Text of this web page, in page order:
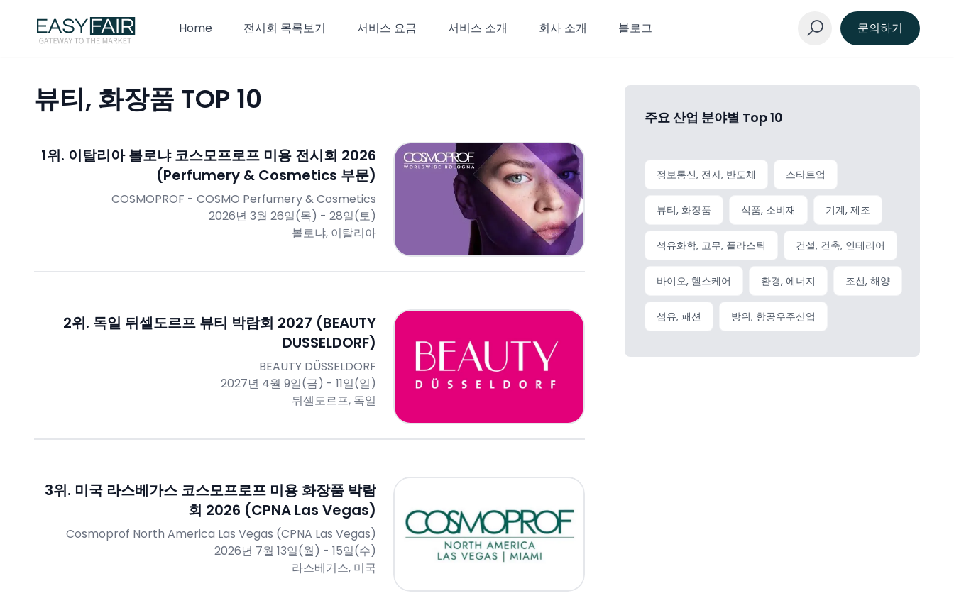
Home 전시회 목록보기 서비스 요금 서비스 소개 회사 소개 블로그 문의하기
뷰티, 화장품 TOP 10
1위. 이탈리아 볼로냐 코스모프로프 미용 전시회 2026
(Perfumery & Cosmetics 부문)
COSMOPROF - COSMO Perfumery & Cosmetics
2026년 3월 26일(목) - 28일(토)
볼로냐, 이탈리아
2위. 독일 뒤셀도르프 뷰티 박람회 2027 (BEAUTY
DUSSELDORF)
BEAUTY DÜSSELDORF
2027년 4월 9일(금) - 11일(일)
뒤셀도르프, 독일
3위. 미국 라스베가스 코스모프로프 미용 화장품 박람
회 2026 (CPNA Las Vegas)
Cosmoprof North America Las Vegas (CPNA Las Vegas)
2026년 7월 13일(월) - 15일(수)
라스베거스, 미국
주요 산업 분야별 Top 10
정보통신, 전자, 반도체 스타트업
뷰티, 화장품 식품, 소비재 기계, 제조
석유화학, 고무, 플라스틱 건설, 건축, 인테리어
바이오, 헬스케어 환경, 에너지 조선, 해양
섬유, 패션 방위, 항공우주산업